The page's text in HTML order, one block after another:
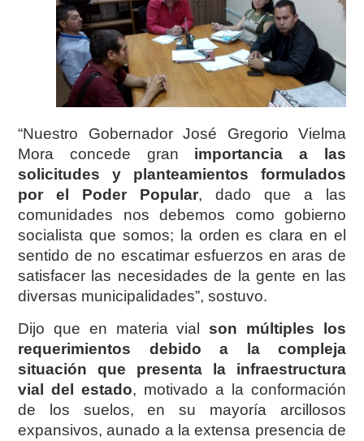
“Nuestro Gobernador José Gregorio Vielma
Mora concede gran importancia a las
solicitudes y planteamientos formulados
por el Poder Popular, dado que a las
comunidades nos debemos como gobierno
socialista que somos; la orden es clara en el
sentido de no escatimar esfuerzos en aras de
satisfacer las necesidades de la gente en las
diversas municipalidades”, sostuvo.
Dijo que en materia vialson múltiples los
requerimientos debido a la compleja
situación que presenta la infraestructura
vial del estado, motivado a la conformación
de los suelos, en su mayoría arcillosos
expansivos, aunado a la extensa presencia de